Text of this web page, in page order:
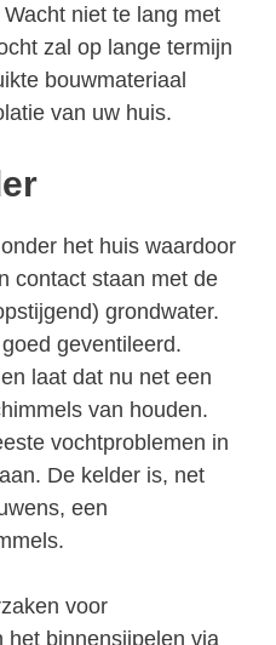
niet te lang met
zal op lange termijn
bouwmateriaal
van uw huis.
het huis waardoor
contact staan met de
grondwater.
geventileerd.
laat dat nu net een
van houden.
vochtproblemen in
De kelder is, net
een
voor
het binnensijpelen via